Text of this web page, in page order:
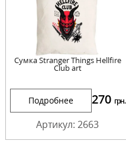
Сумка Stranger Things Hellfire
Club art
Подробнее 270 грн.
Артикул: 2663